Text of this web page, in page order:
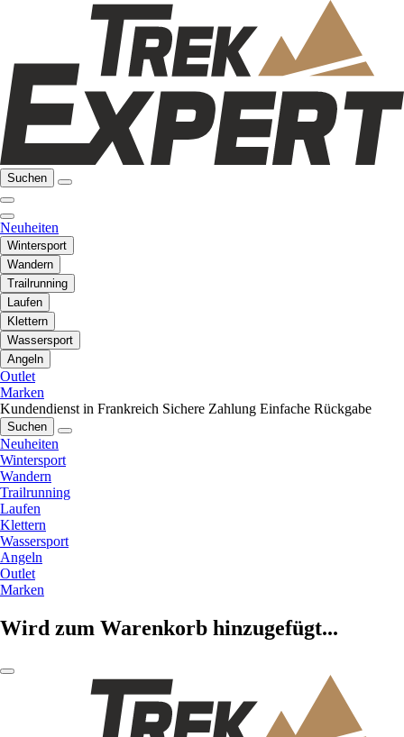
Suchen
Neuheiten
Wintersport
Wandern
Trailrunning
Laufen
Klettern
Wassersport
Angeln
Outlet
Marken
Kundendienst in Frankreich Sichere Zahlung Einfache Rückgabe
Suchen
Neuheiten
Wintersport
Wandern
Trailrunning
Laufen
Klettern
Wassersport
Angeln
Outlet
Marken
Wird zum Warenkorb hinzugefügt...